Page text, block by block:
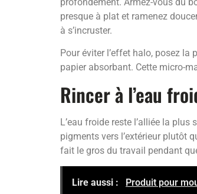
presque à plat et ramenez
à s’incruster.
Pour éviter l’effet halo, posez
papier absorbant. Cette micro-
Rincer à l’eau
L’eau froide reste l’alliée la
pigments vers l’extérieur plutôt
fait le gros du travail pendant
Lire aussi : Produit pour